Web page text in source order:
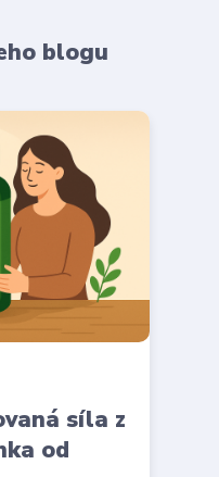
blogu
síla z
od